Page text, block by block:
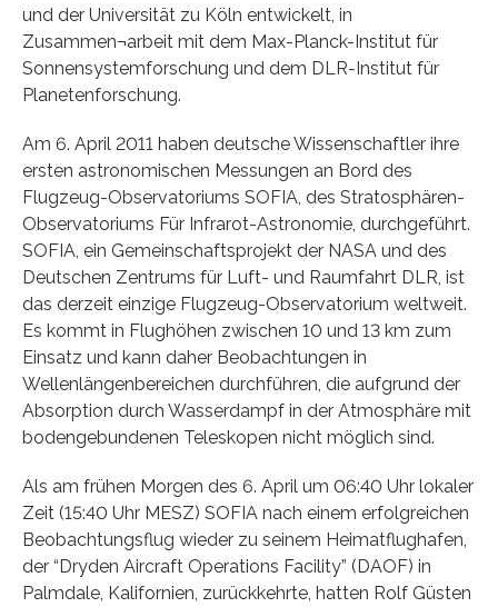
und der Universität zu Köln entwickelt, in
Zusammen¬arbeit mit dem Max-Planck-Institut für
Sonnensystemforschung und dem DLR-Institut für
Planetenforschung.
Am 6. April 2011 haben deutsche Wissenschaftler ihre
ersten astronomischen Messungen an Bord des
Flugzeug-Observatoriums SOFIA, des Stratosphären-
Observatoriums Für Infrarot-Astronomie, durchgeführt.
SOFIA, ein Gemeinschaftsprojekt der NASA und des
Deutschen Zentrums für Luft- und Raumfahrt DLR, ist
das derzeit einzige Flugzeug-Observatorium weltweit.
Es kommt in Flughöhen zwischen 10 und 13 km zum
Einsatz und kann daher Beobachtungen in
Wellenlängenbereichen durchführen, die aufgrund der
Absorption durch Wasserdampf in der Atmosphäre mit
bodengebundenen Teleskopen nicht möglich sind.
Als am frühen Morgen des 6. April um 06:40 Uhr lokaler
Zeit (15:40 Uhr MESZ) SOFIA nach einem erfolgreichen
Beobachtungsflug wieder zu seinem Heimatflughafen,
der “Dryden Aircraft Operations Facility” (DAOF) in
Palmdale, Kalifornien, zurückkehrte, hatten Rolf Güsten